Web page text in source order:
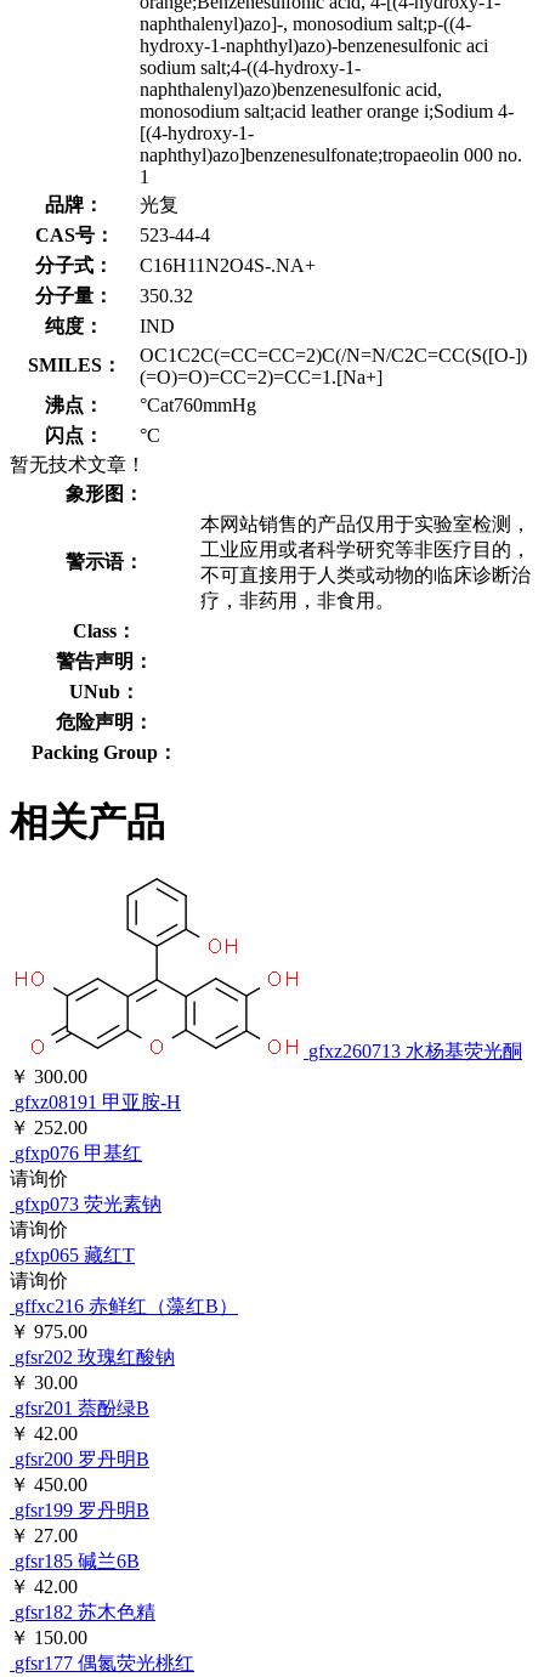
naphthalenyl)azo]-, monosodium salt;p-((4-
hydroxy-1-naphthyl)azo)-benzenesulfonic aci
sodium salt;4-((4-hydroxy-1-
naphthalenyl)azo)benzenesulfonic acid,
monosodium salt;acid leather orange i;Sodium 4-
[(4-hydroxy-1-
naphthyl)azo]benzenesulfonate;tropaeolin 000 no.
1
品牌：
光复
CAS号：
523-44-4
分子式：
C16H11N2O4S-.NA+
分子量：
350.32
纯度：
IND
SMILES：
OC1C2C(=CC=CC=2)C(/N=N/C2C=CC(S([O-])
(=O)=O)=CC=2)=CC=1.[Na+]
沸点：
°Cat760mmHg
闪点：
°C
暂无技术文章！
象形图：
警示语：
本网站销售的产品仅用于实验室检测，
工业应用或者科学研究等非医疗目的，
不可直接用于人类或动物的临床诊断治
疗，非药用，非食用。
Class：
警告声明：
UNub：
危险声明：
Packing Group：
相关产品
gfxz260713 水杨基荧光酮
￥ 300.00
gfxz08191 甲亚胺-H
￥ 252.00
gfxp076 甲基红
请询价
gfxp073 荧光素钠
请询价
gfxp065 藏红T
请询价
gffxc216 赤鲜红（藻红B）
￥ 975.00
gfsr202 玫瑰红酸钠
￥ 30.00
gfsr201 萘酚绿B
￥ 42.00
gfsr200 罗丹明B
￥ 450.00
gfsr199 罗丹明B
￥ 27.00
gfsr185 碱兰6B
￥ 42.00
gfsr182 苏木色精
￥ 150.00
gfsr177 偶氮荧光桃红